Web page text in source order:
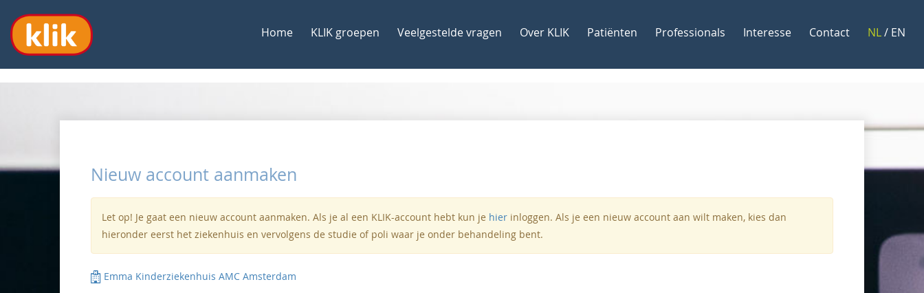
Home KLIK groepen Veelgestelde vragen Over KLIK Patiënten Professionals Interesse Contact NL/ EN
Nieuw account aanmaken
Let op! Je gaat een nieuw account aanmaken. Als je al een KLIK-account hebt kun je hier inloggen. Als je een nieuw account aan wilt maken, kies dan
hieronder eerst het ziekenhuis en vervolgens de studie of poli waar je onder behandeling bent.
Emma Kinderziekenhuis AMC Amsterdam